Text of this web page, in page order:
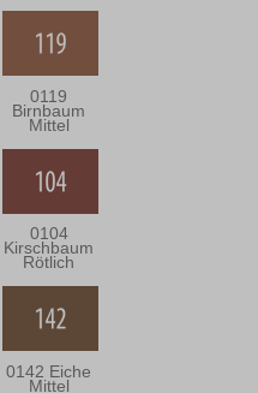
0119
Birnbaum
Mittel
0104
Kirschbaum
Rötlich
0142 Eiche
Mittel